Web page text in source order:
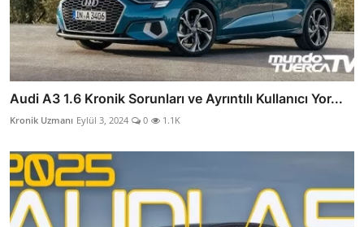
Audi A3 1.6 Kronik Sorunları ve Ayrıntılı Kullanıcı Yor...
Kronik Uzmanı Eylül 3, 2024 0 1.1K